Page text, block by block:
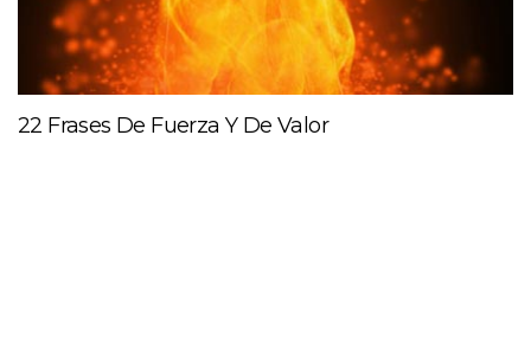
22 Frases De Fuerza Y De Valor